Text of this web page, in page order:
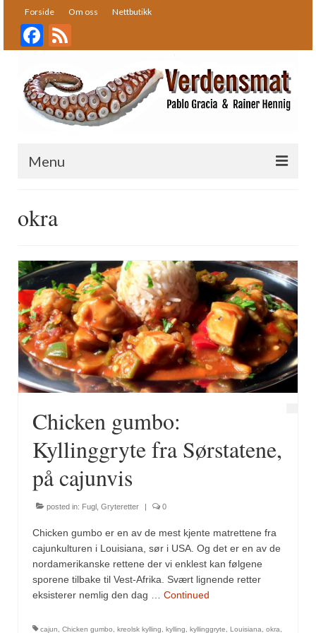
Forside Om oss Nettbutikk
Facebook
Menu
Oppskrifter
Desserter
Fisk og skalldyr
Fugl
Gryteretter
Snacks
Supper
Vegetar
Krydder, oppskrifter
Albóndigaskrydder
Bouquet garni
okra
Chicken gumbo:
Kyllinggryte fra Sørstatene,
på cajunvis
posted in: Fugl Gryteretter | 0
Chicken gumbo er en av de mest kjente matrettene fra
cajunkulturen i Louisiana, sør i USA. Og det er en av de
nordamerikanske rettene der vi enklest kan følgene
sporene tilbake til Vest-Afrika. Svært lignende retter
eksisterer nemlig den dag … Continued
cajun Chicken gumbo kreolsk kylling kylling kyllinggryte Louisiana okra